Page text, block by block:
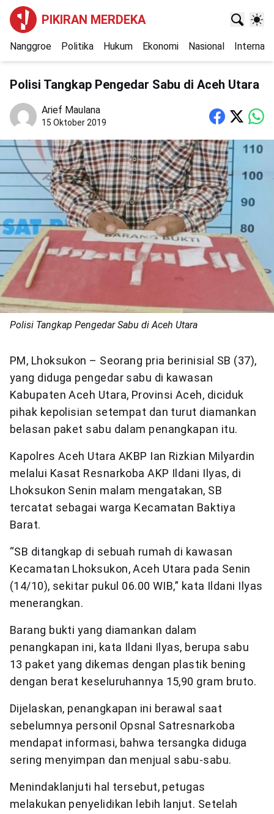
PIKIRAN MERDEKA
Nanggroe Politika Hukum Ekonomi Nasional
Polisi Tangkap Pengedar Sabu di Aceh Utara
Arief Maulana
15 Oktober 2019
Polisi Tangkap Pengedar Sabu di Aceh Utara
PM, Lhoksukon – Seorang pria berinisial SB (37),
yang diduga pengedar sabu di kawasan
Kabupaten Aceh Utara, Provinsi Aceh, diciduk
pihak kepolisian setempat dan turut diamankan
belasan paket sabu dalam penangkapan itu.
Kapolres Aceh Utara AKBP Ian Rizkian Milyardin
melalui Kasat Resnarkoba AKP Ildani Ilyas, di
Lhoksukon Senin malam mengatakan, SB
tercatat sebagai warga Kecamatan Baktiya
Barat.
“SB ditangkap di sebuah rumah di kawasan
Kecamatan Lhoksukon, Aceh Utara pada Senin
(14/10), sekitar pukul 06.00 WIB,” kata Ildani Ilyas
menerangkan.
Barang bukti yang diamankan dalam
penangkapan ini, kata Ildani Ilyas, berupa sabu
13 paket yang dikemas dengan plastik bening
dengan berat keseluruhannya 15,90 gram bruto.
Dijelaskan, penangkapan ini berawal saat
sebelumnya personil Opsnal Satresnarkoba
mendapat informasi, bahwa tersangka diduga
sering menyimpan dan menjual sabu-sabu.
Menindaklanjuti hal tersebut, petugas
melakukan penyelidikan lebih lanjut. Setelah